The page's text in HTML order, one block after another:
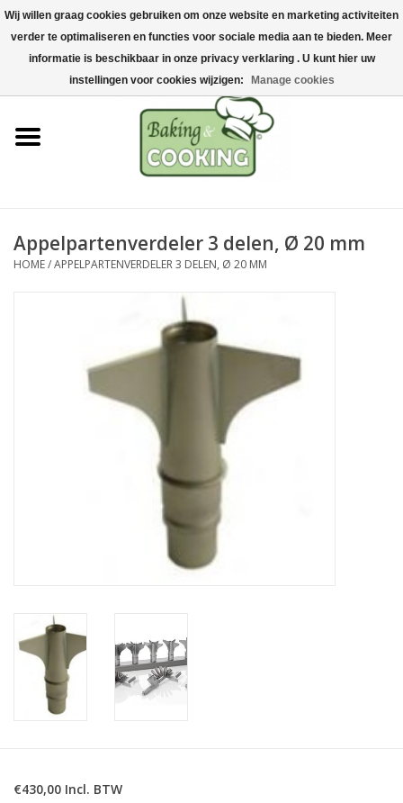
Home
Bak-& kookgerei
Machines & onderdelen
Chocolade & ijsbereiding
Grondstoffen & Presentatie
Appelpartenverdeler 3 delen, Ø 20 mm
HOME/APPELPARTENVERDELER 3 DELEN, Ø 20 MM
€430,00 Incl. BTW
Wij willen graag cookies gebruiken om onze website en marketing activiteiten
verder te optimaliseren en functies voor sociale media aan te bieden. Meer
informatie is beschikbaar in onze privacy verklaring . U kunt hier uw
instellingen voor cookies wijzigen:
Manage cookies